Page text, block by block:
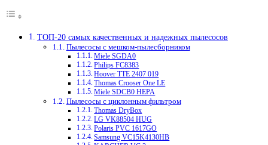
ТОП-20 самых качественных и надежных пылесосов
Пылесосы с мешком-пылесборником
Miele SGDA0
Philips FC8383
Hoover TTE 2407 019
Thomas Crooser One LE
Miele SDCB0 HEPA
Пылесосы с циклонным фильтром
Thomas DryBox
LG VK88504 HUG
Polaris PVC 1617GO
Samsung VC15K4130HB